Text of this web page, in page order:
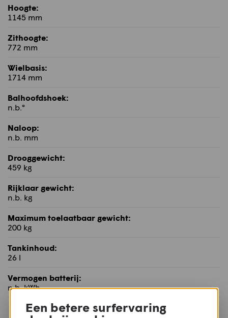
Hoogte:
1145 mm
Zithoogte:
772 mm
Wielbasis:
1714 mm
Balhoofdshoek:
n.b.°
Naloop:
n.b. mm
Drooggewicht:
459 kg
Rijklaar gewicht:
n.b. kg
Maximum toelaatbaar gewicht:
200 kg
Tankinhoud:
26 l
Vermogen batterij:
n.b. kWh
Een betere surfervaring